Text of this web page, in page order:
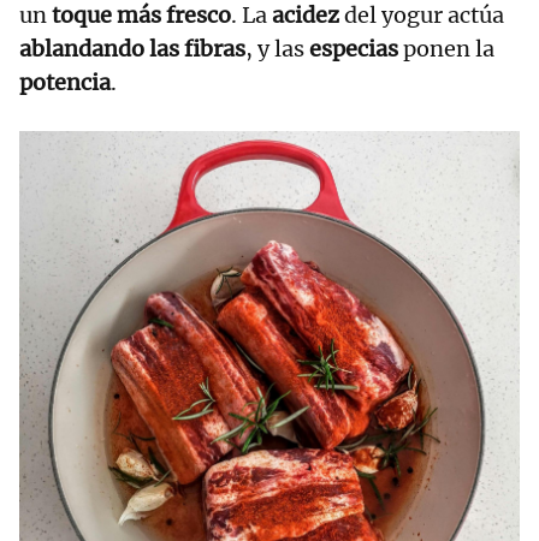
untoque más fresco. Laacidezdel yogur actúa
ablandando las fibras, y lasespeciasponen la
potencia.